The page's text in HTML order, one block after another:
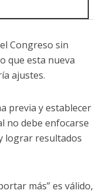
Congreso sin
que esta nueva
ajustes.
previa y establecer
no debe enfocarse
lograr resultados
más” es válido,